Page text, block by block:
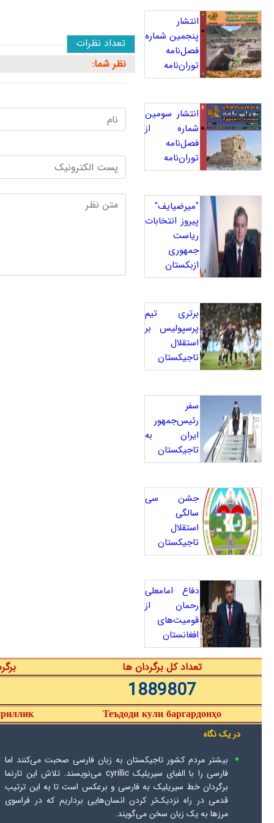
تعداد نظرات
نظر شما:
انتشار
پنجمین شماره
فصل‌نامه
توران‌نامه
انتشار سومین
شماره از
فصل‌نامه
توران‌نامه
"میرضیایف"
پیروز انتخابات
ریاست
جمهوری
ازبکستان
برتری تیم
پرسپولیس بر
استقلال
تاجیکستان
سفر
رئیس‌جمهور
ایران به
تاجیکستان
جشن سی
سالگی
استقلال
تاجیکستان
دفاع امامعلی
رحمان از
قومیت‌های
افغانستان
تعداد کل برگردان ها
1889807
Теъдоди кули баргардонҳо
در یک نگاه
بیشتر مردم کشور تاجیکستان به زبان فارسی صحبت می‌کنند اما
فارسی را با الفبای سیریلیک cyrillic می‌نویسند. تلاش این تارنما
برگردان خط سیریلیک به فارسی و برعکس است تا به این ترتیب
قدمی در راه نزدیک‌تر کردن انسان‌هایی برداریم که در فراسوی
مرزها به یک زبان سخن می‌گویند.